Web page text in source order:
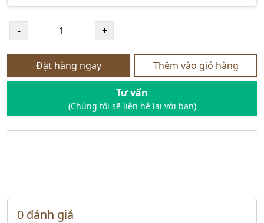
Đặt hàng ngay Thêm vào giỏ hàng
Tư vấn
(Chúng tôi sẽ liên hệ lại với bạn)
0 đánh giá